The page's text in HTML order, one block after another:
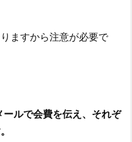
ますから注意が必要で
ルで会費を伝え、それぞ